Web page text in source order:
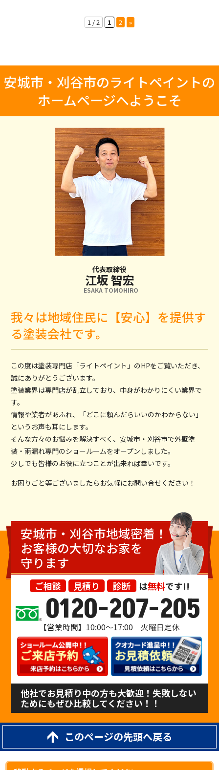
1 / 2 1 2 »
安城市・刈谷市のライトペイントの
ホームページへようこそ
代表取締役
江坂 智宏
ESAKA TOMOHIRO
我々は地域住民に【安心】を提供す
る塗装会社です。
この度は塗装専門店「ライトペイント」のHPをご覧いただき、
誠にありがとうございます。
塗装業界は専門店が乱立しており、中身がわかりにくい業界で
す。
情報や業者があふれ、「どこに頼んだらいいのかわからない」
というお声も耳にします。
そんな方々のお悩みを解決すべく、安城市・刈谷市で外壁塗
装・雨漏れ専門のショールームをオープンしました。
少しでも皆様のお役に立つことが出来れば幸いです。
お困りごと等ございましたらお気軽にお問い合せください！
安城市・刈谷市地域密着！
お客様の大切なお家を
守ります
ご相談 見積り 診断 は無料です!!
0120-207-205
【営業時間】10:00〜17:00 火曜日定休
他社でお見積り中の方も大歓迎！失敗しない
ためにもぜひ比較してください！！
このページの先頭へ戻る